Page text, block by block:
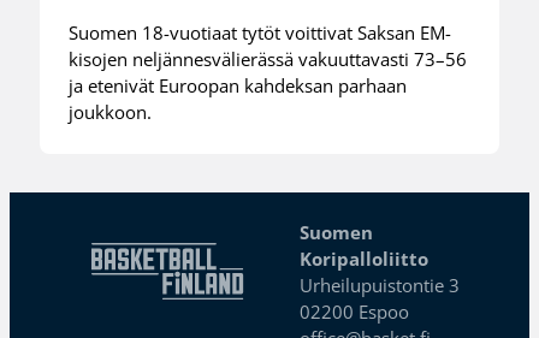
Suomen 18-vuotiaat tytöt voittivat Saksan EM-
kisojen neljännesvälierässä vakuuttavasti 73–56
ja etenivät Euroopan kahdeksan parhaan
joukkoon.
Suomen
Koripalloliitto
Urheilupuistontie 3
02200 Espoo